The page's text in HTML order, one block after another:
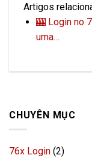
Artigos
🎰 Login no
uma…
CHUYÊN MỤC
76x Login (2)